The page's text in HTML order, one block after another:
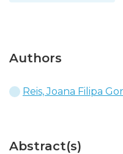
Authors
Reis, Joana Filipa
Abstract(s)